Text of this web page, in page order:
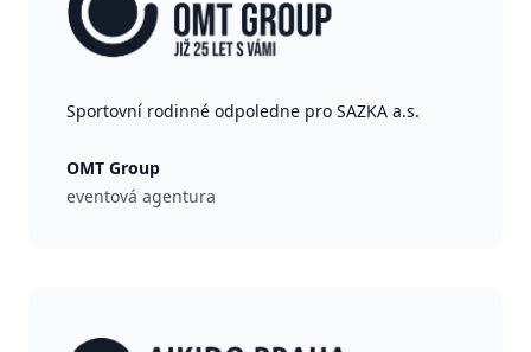
Sportovní rodinné odpoledne pro SAZKA a.s.
OMT Group
eventová agentura